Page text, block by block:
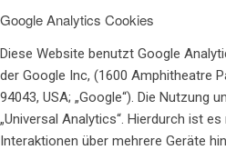
Google Analytics Cookies
Diese Website benutzt Google
der Google Inc, (1600 Amphitheatre
94043, USA; „Google“). Die Nutzung
„Universal Analytics“. Hierdurch ist
Interaktionen über mehrere Geräte